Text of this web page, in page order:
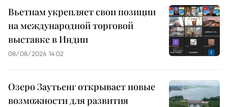
Вьетнам укрепляет свои позиции
на международной торговой
выставке в Индии
08/08/2026 14:02
Озеро Заутьенг открывает новые
возможности для развития